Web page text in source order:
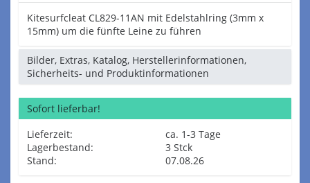
Kitesurfcleat CL829-11AN mit Edelstahlring (3mm x
15mm) um die fünfte Leine zu führen
Bilder, Extras, Katalog, Herstellerinformationen,
Sicherheits- und Produktinformationen
Sofort lieferbar!
Lieferzeit:
ca. 1-3 Tage
Lagerbestand:
3 Stck
Stand:
07.08.26